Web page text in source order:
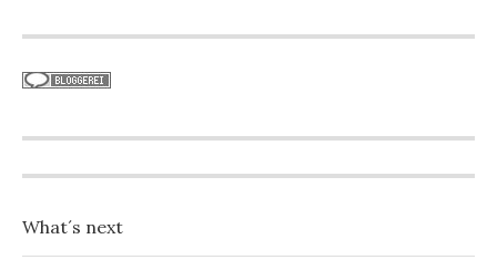
What´s next